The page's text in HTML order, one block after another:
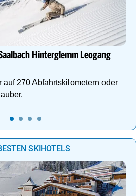
Hinterglemm Leogang
auf 270 Abfahrtskilometern oder
SKIHOTELS